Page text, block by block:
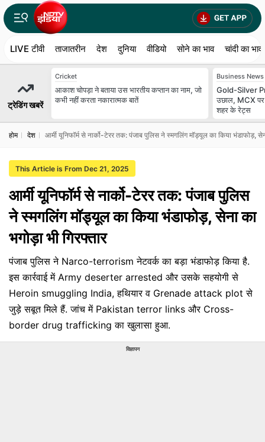
LIVE टीवी ताजातरीन देश दुनिया वीडियो सोने का भाव चांदी का भाव
ट्रेडिंग खबरें
Cricket
आकाश चोपड़ा ने बताया उस भारतीय कप्तान का नाम, जो
कभी नहीं करता नकारात्मक बातें
Business News
Gold-Silver
उछाल, MCX पर
शहर के रेट्स
होम देश आर्मी यूनिफॉर्म से नार्को-टेरर तक: पंजाब पुलिस ने स्मगलिंग मॉड्यूल का किया भंडाफोड़,
This Article is From Dec 21, 2025
आर्मी यूनिफॉर्म से नार्को-टेरर तक: पंजाब पुलिस
ने स्मगलिंग मॉड्यूल का किया भंडाफोड़, सेना का
भगोड़ा भी गिरफ्तार
पंजाब पुलिस ने Narco-terrorism नेटवर्क का बड़ा भंडाफोड़ किया है.
इस कार्रवाई में Army deserter arrested और उसके सहयोगी से
Heroin smuggling India, हथियार व Grenade attack plot से
जुड़े सबूत मिले हैं. जांच में Pakistan terror links और Cross-
border drug trafficking का खुलासा हुआ.
विज्ञापन